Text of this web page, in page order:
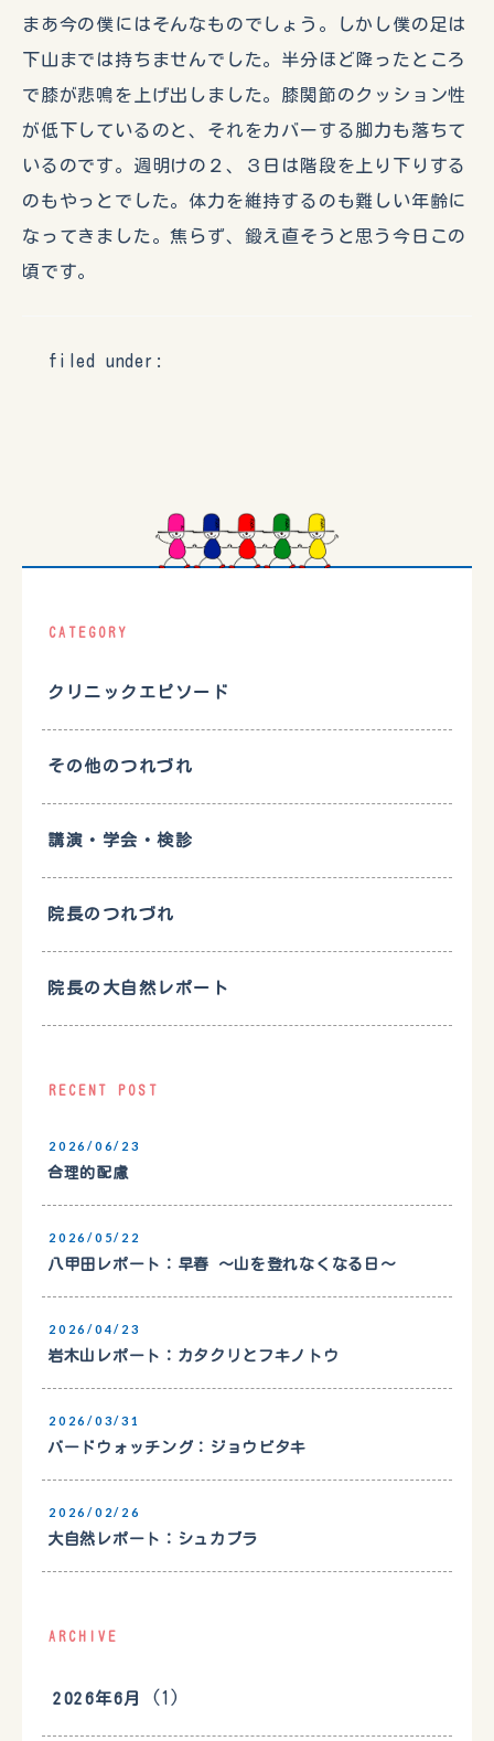
まあ今の僕にはそんなものでしょう。しかし僕の足は
下山までは持ちませんでした。半分ほど降ったところ
で膝が悲鳴を上げ出しました。膝関節のクッション性
が低下しているのと、それをカバーする脚力も落ちて
いるのです。週明けの２、３日は階段を上り下りする
のもやっとでした。体力を維持するのも難しい年齢に
なってきました。焦らず、鍛え直そうと思う今日この
頃です。
filed under:
CATEGORY
クリニックエピソード
その他のつれづれ
講演・学会・検診
院長のつれづれ
院長の大自然レポート
RECENT POST
2026/06/23
合理的配慮
2026/05/22
八甲田レポート：早春 〜山を登れなくなる日〜
2026/04/23
岩木山レポート：カタクリとフキノトウ
2026/03/31
バードウォッチング：ジョウビタキ
2026/02/26
大自然レポート：シュカブラ
ARCHIVE
2026年6月 (1)